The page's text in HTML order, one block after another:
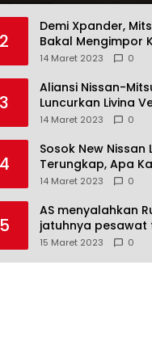
2
Demi Xpander,
Bakal Mengimpor
Pajero Sport
14 Maret 2023 0
3
Aliansi Nissan-
Luncurkan Livina
14 Maret 2023 0
Sosok New Nissan
Terungkap, Apa
14 Maret 2023 0
AS menyalahkan
jatuhnya pesawat
berawak di Laut
15 Maret 2023 0